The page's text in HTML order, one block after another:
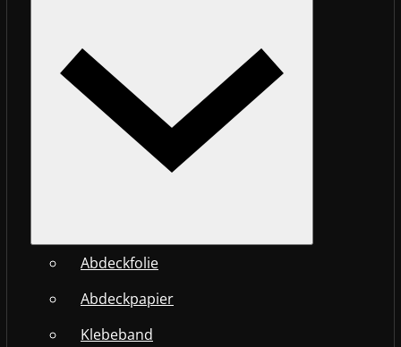
Abdeckfolie
Abdeckpapier
Klebeband